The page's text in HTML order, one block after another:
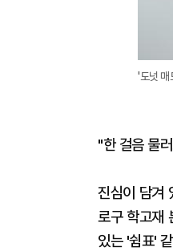
'도넛 매
"한 걸음 물
진심이 담겨
로구 학고재
있는 '쉼표'